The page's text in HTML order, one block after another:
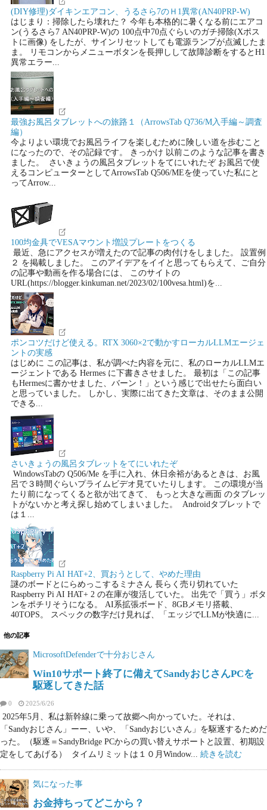
(DIY修理)ダイキンエアコン、うるさら7のＨ1異常(AN40PRP-W)
はじまり：掃除したら壊れた？ 今年も本格的に暑くなる前にエアコ
ン(うるさら7 AN40PRP-W)の 100点中70点ぐらいのガチ掃除(Xポス
トに画像) をしたが、サインリセットしても電源ランプが点滅したま
ま。 リモコンからメニューボタンを長押しして故障診断をするとH1
異常エラー...
最強お風呂タブレットへの旅路１（ArrowsTab Q736/M入手編～調査
編）
今よりよい環境でお風呂ライフを楽しむために険しい道を歩むこと
になったので、その記録です。 きっかけ 以前このような記事を書き
ました。 さいきょうの風呂タブレットをてにいれたぞ お風呂で使
えるコンピューターとしてArrowsTab Q506/MEを使っていた私にと
ってArrow...
100均金具でVESAマウント増設プレートをつくる
最近、急にアクセスが増えたので記事の肉付けをしました。 設置例
２ を掲載しました。 このアイデアをイイと思ってもらえて、ご自分
の記事や動画を作る場合には、 このサイトの
URL(https://blogger.kinkuman.net/2023/02/100vesa.html)を...
ポンコツだけど使える。RTX 3060×2で動かすローカルLLMエージェ
ントの実感
はじめに この記事は、私が調べた内容を元に、私のローカルLLMエ
ージェントである Hermes に下書きさせました。 最初は「この記事
もHermesに書かせました、バーン！」という感じで出せたら面白い
と思っていました。 しかし、実際に出てきた文章は、そのまま公開
できる...
さいきょうの風呂タブレットをてにいれたぞ
WindowsTabの Q506/Me を手に入れ、休日余裕があるときは、お風
呂で３時間ぐらいプライムビデオ見ていたりします。 この環境が当
たり前になってくると欲が出てきて、 もっと大きな画面 のタブレッ
トがないかと考え探し始めてしまいました。 Androidタブレットで
は１...
Raspberry Pi AI HAT+2、買おうとして、やめた理由
謎のボードとにらめっこするミナさん 長らく売り切れていた
Raspberry Pi AI HAT+ 2 の在庫が復活していた。 出先で「買う」ボタ
ンをポチリそうになる。 AI系拡張ボード、8GBメモリ搭載、
40TOPS。 スペックの数字だけ見れば、「エッジでLLMが快適に...
他の記事
MicrosoftDefenderで十分おじさん
Win10サポート終了に備えてSandyおじさんPCを
駆逐してきた話
0 2025/6/26
2025年5月、私は新幹線に乗って故郷へ向かっていた。それは、
「Sandyおじさん」ーー、いや、「Sandyおじいさん」を駆逐するためだ
った。（駆逐＝SandyBridge PCからの買い替えサポートと設置、初期設
定をしてあげる） タイムリミットは１０月Window... 続きを読む
気になった事
お金持ちってどこから？